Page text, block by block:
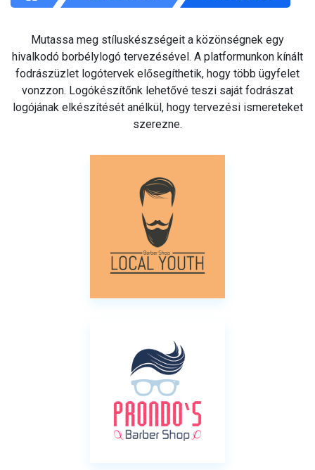
Mutassa meg stíluskészségeit a közönségnek egy
hivalkodó borbélylogó tervezésével. A platformunkon kínált
fodrászüzlet logótervek elősegíthetik, hogy több ügyfelet
vonzzon. Logókészítőnk lehetővé teszi saját fodrászat
logójának elkészítését anélkül, hogy tervezési ismereteket
szerezne.